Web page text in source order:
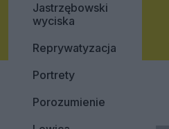
Jastrzębowski
wyciska
Reprywatyzacja
Portrety
Porozumienie